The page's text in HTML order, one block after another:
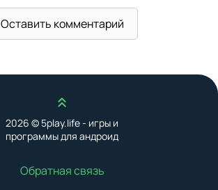
Оставить комментарий
Наверх
2026 © 5play.life - игры и
программы для андроид
Обратная связь